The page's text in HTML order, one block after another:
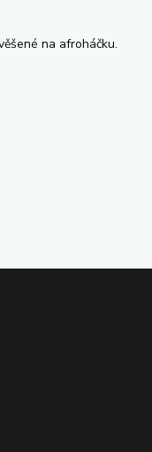
na afroháčku.